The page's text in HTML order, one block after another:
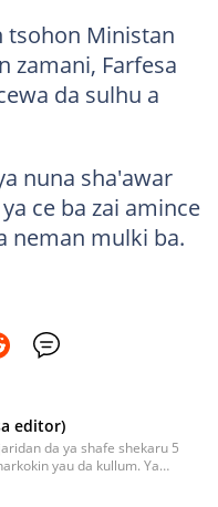
tsohon Ministan
zamani, Farfesa
da sulhu a
nuna sha'awar
ce ba zai amince
neman mulki ba.
editor)
da ya shafe shekaru 5
yau da kullum. Ya